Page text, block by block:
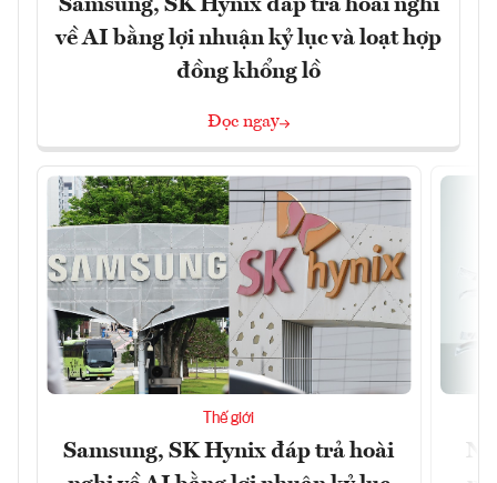
Samsung, SK Hynix đáp trả hoài nghi
về AI bằng lợi nhuận kỷ lục và loạt hợp
đồng khổng lồ
Đọc ngay
Thế giới
Samsung, SK Hynix đáp trả hoài